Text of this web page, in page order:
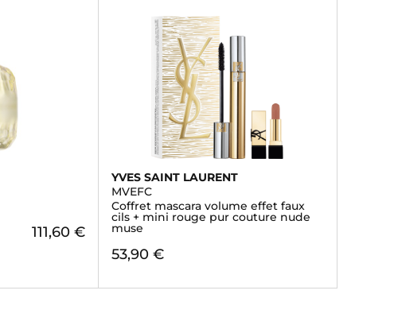
111,60 €
YVES SAINT LAURENT
MVEFC
Coffret mascara volume effet faux
cils + mini rouge pur couture nude
muse
53,90 €